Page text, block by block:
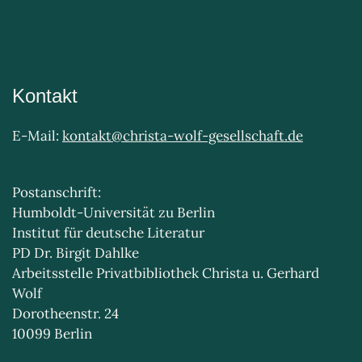
Kontakt
E-Mail: kontakt@christa-wolf-gesellschaft.de
Postanschrift:
Humboldt-Universität zu Berlin
Institut für deutsche Literatur
PD Dr. Birgit Dahlke
Arbeitsstelle Privatbibliothek Christa u. Gerhard
Wolf
Dorotheenstr. 24
10099 Berlin